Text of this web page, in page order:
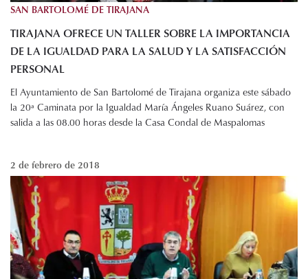
SAN BARTOLOMÉ DE TIRAJANA
TIRAJANA OFRECE UN TALLER SOBRE LA IMPORTANCIA
DE LA IGUALDAD PARA LA SALUD Y LA SATISFACCIÓN
PERSONAL
El Ayuntamiento de San Bartolomé de Tirajana organiza este sábado
la 20ª Caminata por la Igualdad María Ángeles Ruano Suárez, con
salida a las 08.00 horas desde la Casa Condal de Maspalomas
2 de febrero de 2018